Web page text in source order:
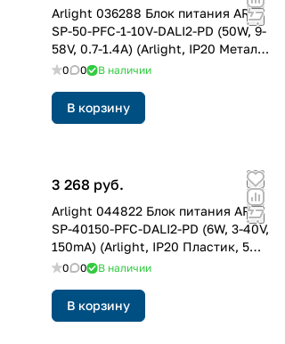
Arlight 036288 Блок питания ARJ-
SP-50-PFC-1-10V-DALI2-PD (50W, 9-
58V, 0.7-1.4A) (Arlight, IP20 Металл,
5 лет)
0 0 В наличии
В корзину
3 268 руб.
Arlight 044822 Блок питания ARJ-
SP-40150-PFC-DALI2-PD (6W, 3-40V,
150mA) (Arlight, IP20 Пластик, 5
лет)
0 0 В наличии
В корзину